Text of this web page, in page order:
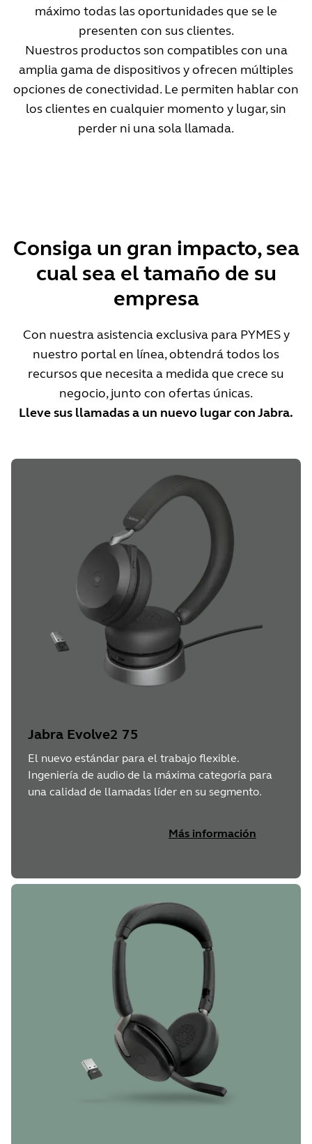
máximo todas las oportunidades que se le
presenten con sus clientes.
Nuestros productos son compatibles con una
amplia gama de dispositivos y ofrecen múltiples
opciones de conectividad. Le permiten hablar con
los clientes en cualquier momento y lugar, sin
perder ni una sola llamada.
Consiga un gran impacto, sea
cual sea el tamaño de su
empresa
Con nuestra asistencia exclusiva para PYMES y
nuestro portal en línea, obtendrá todos los
recursos que necesita a medida que crece su
negocio, junto con ofertas únicas.
Lleve sus llamadas a un nuevo lugar con Jabra.
Jabra Evolve2 75
El nuevo estándar para el trabajo flexible.
Ingeniería de audio de la máxima categoría para
una calidad de llamadas líder en su segmento.
Más información